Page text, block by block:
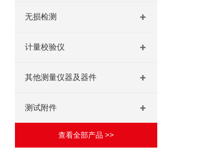
无损检测
计量校验仪
其他测量仪器及器件
测试附件
查看全部产品 >>